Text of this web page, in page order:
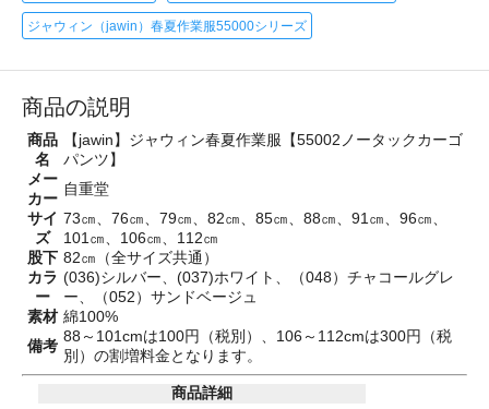
ジャウィン（jawin）春夏作業服55000シリーズ
商品の説明
商品
名
【jawin】ジャウィン春夏作業服【55002ノータックカーゴ
パンツ】
メー
カー
自重堂
サイ
ズ
73㎝、76㎝、79㎝、82㎝、85㎝、88㎝、91㎝、96㎝、
101㎝、106㎝、112㎝
股下 82㎝（全サイズ共通）
カラ
ー
(036)シルバー、(037)ホワイト、（048）チャコールグレ
ー、（052）サンドベージュ
素材 綿100%
備考
88～101cmは100円（税別）、106～112cmは300円（税
別）の割増料金となります。
商品詳細